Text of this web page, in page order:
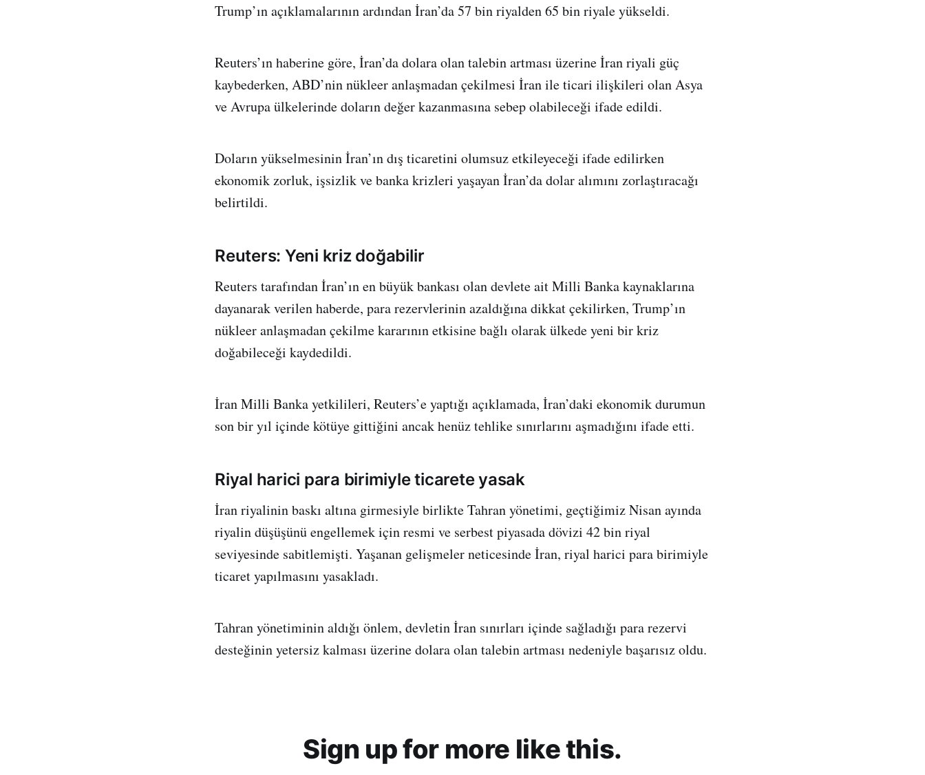
Trump’ın açıklamalarının ardından İran’da 57 bin riyalden 65 bin riyale yükseldi.
Reuters’ın haberine göre, İran’da dolara olan talebin artması üzerine İran riyali güç
kaybederken, ABD’nin nükleer anlaşmadan çekilmesi İran ile ticari ilişkileri olan Asya
ve Avrupa ülkelerinde doların değer kazanmasına sebep olabileceği ifade edildi.
Doların yükselmesinin İran’ın dış ticaretini olumsuz etkileyeceği ifade edilirken
ekonomik zorluk, işsizlik ve banka krizleri yaşayan İran’da dolar alımını zorlaştıracağı
belirtildi.
Reuters: Yeni kriz doğabilir
Reuters tarafından İran’ın en büyük bankası olan devlete ait Milli Banka kaynaklarına
dayanarak verilen haberde, para rezervlerinin azaldığına dikkat çekilirken, Trump’ın
nükleer anlaşmadan çekilme kararının etkisine bağlı olarak ülkede yeni bir kriz
doğabileceği kaydedildi.
İran Milli Banka yetkilileri, Reuters’e yaptığı açıklamada, İran’daki ekonomik durumun
son bir yıl içinde kötüye gittiğini ancak henüz tehlike sınırlarını aşmadığını ifade etti.
Riyal harici para birimiyle ticarete yasak
İran riyalinin baskı altına girmesiyle birlikte Tahran yönetimi, geçtiğimiz Nisan ayında
riyalin düşüşünü engellemek için resmi ve serbest piyasada dövizi 42 bin riyal
seviyesinde sabitlemişti. Yaşanan gelişmeler neticesinde İran, riyal harici para birimiyle
ticaret yapılmasını yasakladı.
Tahran yönetiminin aldığı önlem, devletin İran sınırları içinde sağladığı para rezervi
desteğinin yetersiz kalması üzerine dolara olan talebin artması nedeniyle başarısız oldu.
Sign up for more like this.